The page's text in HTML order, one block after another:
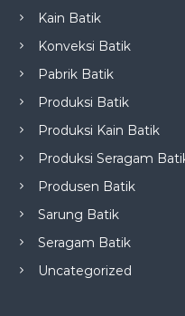
Kain Batik
Konveksi Batik
Pabrik Batik
Produksi Batik
Produksi Kain Batik
Produksi Seragam
Produsen Batik
Sarung Batik
Seragam Batik
Uncategorized